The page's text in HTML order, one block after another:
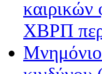
καιρικών
ΧΒΡΠ
Μνημόνιο